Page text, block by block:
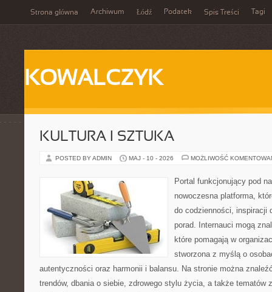
Strona główna Archiwum Łódź Podatek Spis Treści Tagi
KOWALCZYK
KULTURA I SZTUKA
POSTED BY ADMIN MAJ - 10 - 2026 MOŻLIWOŚĆ
Portal funkcjonujący pod
nowoczesna platforma,
do codzienności, inspiracji
porad. Internauci mogą
które pomagają w
stworzona z myślą o
autentyczności oraz harmonii i balansu. Na stronie można
trendów, dbania o siebie, zdrowego stylu życia, a także tematów